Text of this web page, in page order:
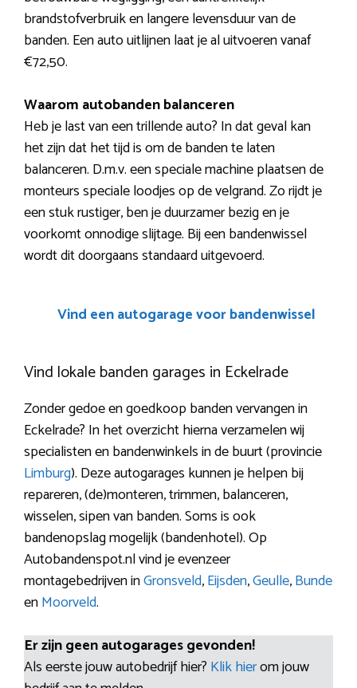
brandstofverbruik en langere levensduur van de
banden. Een auto uitlijnen laat je al uitvoeren vanaf
€72,50.
Waarom autobanden balanceren
Heb je last van een trillende auto? In dat geval kan
het zijn dat het tijd is om de banden te laten
balanceren. D.m.v. een speciale machine plaatsen de
monteurs speciale loodjes op de velgrand. Zo rijdt je
een stuk rustiger, ben je duurzamer bezig en je
voorkomt onnodige slijtage. Bij een bandenwissel
wordt dit doorgaans standaard uitgevoerd.
Vind een autogarage voor bandenwissel
Vind lokale banden garages in Eckelrade
Zonder gedoe en goedkoop banden vervangen in
Eckelrade? In het overzicht hierna verzamelen wij
specialisten en bandenwinkels in de buurt (provincie
Limburg). Deze autogarages kunnen je helpen bij
repareren, (de)monteren, trimmen, balanceren,
wisselen, sipen van banden. Soms is ook
bandenopslag mogelijk (bandenhotel). Op
Autobandenspot.nl vind je evenzeer
montagebedrijven inGronsveld,Eijsden,Geulle,Bunde
enMoorveld.
Er zijn geen autogarages gevonden!
Als eerste jouw autobedrijf hier? Klik hierom jouw